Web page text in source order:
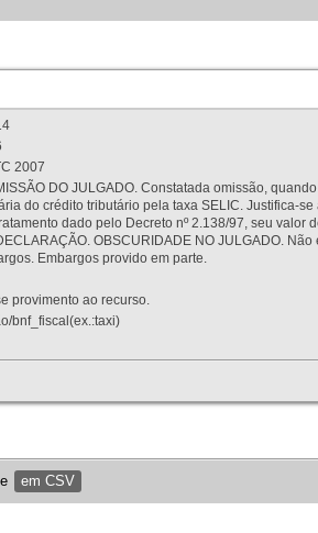
2007
DO JULGADO. Constatada omissão,
do crédito tributário pela taxa SELIC. Justifica-
dado pelo Decreto nº 2.138/97, seu valor
OBSCURIDADE NO JULGADO.
Embargos provido em parte.
provimento ao recurso.
bnf_fiscal(ex.:taxi)
e em CSV